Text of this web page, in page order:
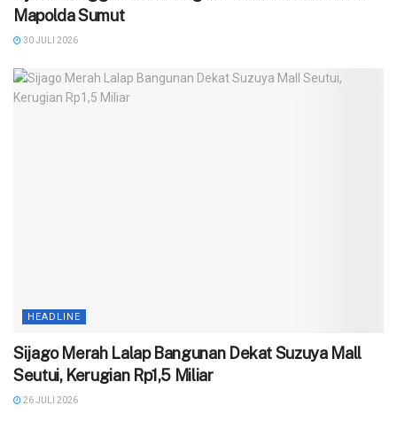
Mapolda Sumut
30 JULI 2026
HEADLINE
Sijago Merah Lalap Bangunan Dekat Suzuya Mall
Seutui, Kerugian Rp1,5 Miliar
26 JULI 2026